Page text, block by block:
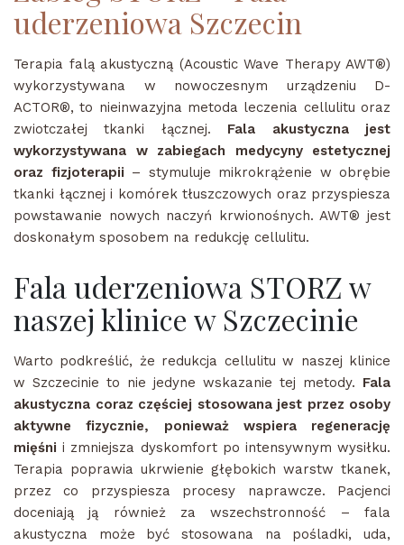
uderzeniowa Szczecin
Terapia falą akustyczną (Acoustic Wave Therapy AWT®)
wykorzystywana w nowoczesnym urządzeniu D-
ACTOR®, to nieinwazyjna metoda leczenia cellulitu oraz
zwiotczałej tkanki łącznej. Fala akustyczna jest
wykorzystywana w zabiegach medycyny estetycznej
oraz fizjoterapii – stymuluje mikrokrążenie w obrębie
tkanki łącznej i komórek tłuszczowych oraz przyspiesza
powstawanie nowych naczyń krwionośnych. AWT® jest
doskonałym sposobem na redukcję cellulitu.
Fala uderzeniowa STORZ w
naszej klinice w Szczecinie
Warto podkreślić, że redukcja cellulitu w naszej klinice
w Szczecinie to nie jedyne wskazanie tej metody. Fala
akustyczna coraz częściej stosowana jest przez osoby
aktywne fizycznie, ponieważ wspiera regenerację
mięśni i zmniejsza dyskomfort po intensywnym wysiłku.
Terapia poprawia ukrwienie głębokich warstw tkanek,
przez co przyspiesza procesy naprawcze. Pacjenci
doceniają ją również za wszechstronność – fala
akustyczna może być stosowana na pośladki, uda,